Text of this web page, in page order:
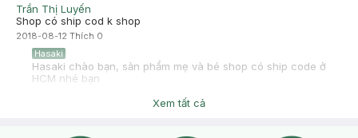
Trần Thị Luyến
Shop có ship cod k shop
2018-08-12 Thích 0
Hasaki
Hasaki chào bạn, sản phẩm mẹ và bé shop có ship code ở
HCM nhé bạn
Xem tất cả